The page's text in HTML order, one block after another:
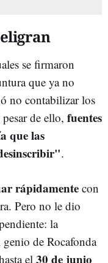
se firmaron
que ya no
no contabilizar los
de ello, fuentes
que las
.
rápidamente con
Pero no le dio
la
de Rocafonda
el 30 de junio